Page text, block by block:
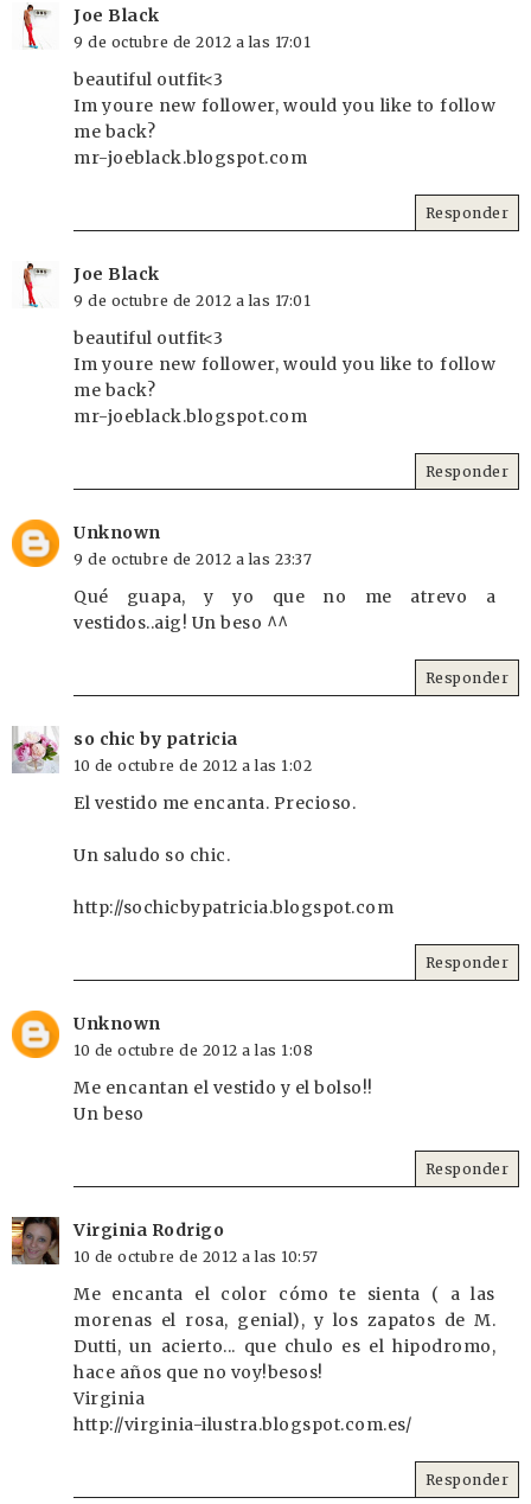
Joe Black
9 de octubre de 2012 a las 17:01
beautiful outfit<3
Im youre new follower, would you like to follow
me back?
mr-joeblack.blogspot.com
Responder
Joe Black
9 de octubre de 2012 a las 17:01
beautiful outfit<3
Im youre new follower, would you like to follow
me back?
mr-joeblack.blogspot.com
Responder
Unknown
9 de octubre de 2012 a las 23:37
Qué guapa, y yo que no me atrevo a
vestidos..aig! Un beso ^^
Responder
so chic by patricia
10 de octubre de 2012 a las 1:02
El vestido me encanta. Precioso.
Un saludo so chic.
http://sochicbypatricia.blogspot.com
Responder
Unknown
10 de octubre de 2012 a las 1:08
Me encantan el vestido y el bolso!!
Un beso
Responder
Virginia Rodrigo
10 de octubre de 2012 a las 10:57
Me encanta el color cómo te sienta ( a las
morenas el rosa, genial), y los zapatos de M.
Dutti, un acierto... que chulo es el hipodromo,
hace años que no voy!besos!
Virginia
http://virginia-ilustra.blogspot.com.es/
Responder